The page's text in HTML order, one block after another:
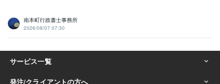
南本町行政書士事務所
2026/08/07 07:30